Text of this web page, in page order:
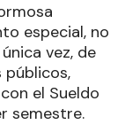
especial, no
vez, de
el Sueldo
semestre.